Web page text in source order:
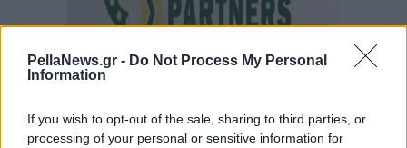
PellaNews.gr - Do Not Process My Personal
Information
If you wish to opt-out of the sale, sharing to third parties, or
processing of your personal or sensitive information for